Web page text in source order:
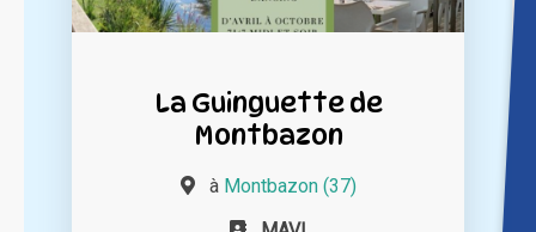
La Guinguette de
Montbazon
à Montbazon (37)